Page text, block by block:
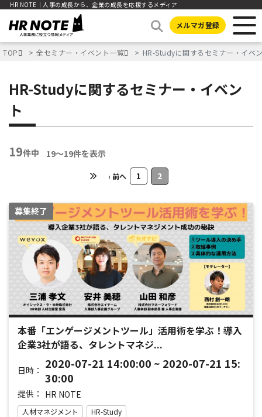
HR NOTE｜人事の成長から、企業の成長を応援するメディア
メルマガ登録
TOP 全セミナー・イベント一覧 HR-Studyに関するセミナー・イベ
HR-Studyに関するセミナー・イベン
ト
19件中 19〜19件を表示
‹ 前へ 1 2
募集終了
本番「エンゲージメントツール」活用術を学ぶ！導入
企業3社が語る、タレントマネジ...
日時： 2020-07-21 14:00:00 ~ 2020-07-21 15:
30:00
提供： HR NOTE
人材マネジメント HR-Study